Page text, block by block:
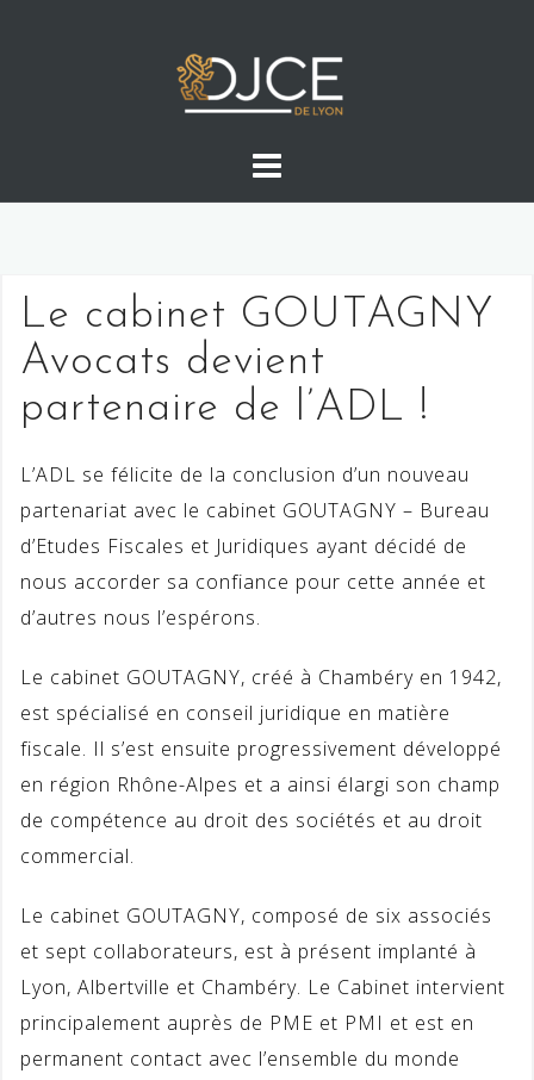
Le cabinet GOUTAGNY
Avocats devient
partenaire de l’ADL !
L’ADL se félicite de la conclusion d’un nouveau
partenariat avec le cabinet GOUTAGNY – Bureau
d’Etudes Fiscales et Juridiques ayant décidé de
nous accorder sa confiance pour cette année et
d’autres nous l’espérons.
Le cabinet GOUTAGNY, créé à Chambéry en 1942,
est spécialisé en conseil juridique en matière
fiscale. Il s’est ensuite progressivement développé
en région Rhône-Alpes et a ainsi élargi son champ
de compétence au droit des sociétés et au droit
commercial.
Le cabinet GOUTAGNY, composé de six associés
et sept collaborateurs, est à présent implanté à
Lyon, Albertville et Chambéry. Le Cabinet intervient
principalement auprès de PME et PMI et est en
permanent contact avec l’ensemble du monde